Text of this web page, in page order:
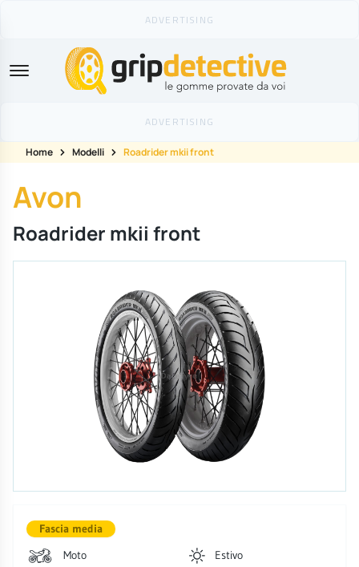
GripDetective
Home Modelli Roadrider mkii front
Avon
Roadrider mkii front
Fascia media
Moto
Estivo